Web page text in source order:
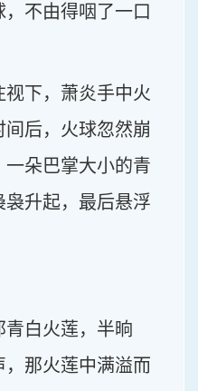
不由得咽了一口
下，萧炎手中火
后，火球忽然崩
朵巴掌大小的青
升起，最后悬浮
青白火莲，半晌
那火莲中满溢而